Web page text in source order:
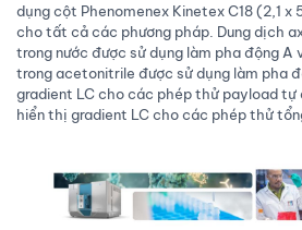
dụng cột Phenomenex Kinetex C18 (2,1 x
cho tất cả các phương pháp. Dung dịch
trong nước được sử dụng làm pha động
trong acetonitrile được sử dụng làm pha
gradient LC cho các phép thử payload tự
hiển thị gradient LC cho các phép thử